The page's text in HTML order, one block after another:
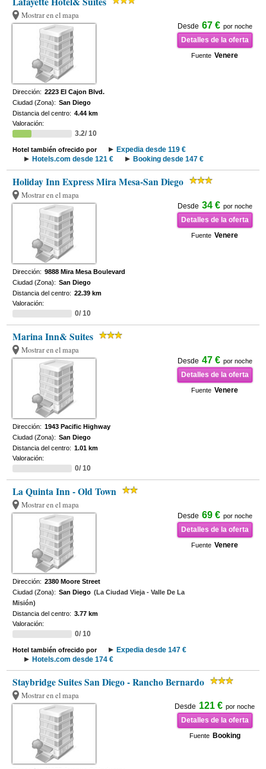
Mostrar en el mapa
Desde 67 € por noche
Detalles de la oferta
Fuente Venere
Dirección: 2223 El Cajon Blvd.
Ciudad (Zona): San Diego
Distancia del centro: 4.44 km
Valoración:
3.2/ 10
Hotel también ofrecido por
Expedia desde 119 €
Hotels.com desde 121 €
Booking desde 147 €
Holiday Inn Express Mira Mesa-San Diego
Mostrar en el mapa
Desde 34 € por noche
Detalles de la oferta
Fuente Venere
Dirección: 9888 Mira Mesa Boulevard
Ciudad (Zona): San Diego
Distancia del centro: 22.39 km
Valoración:
0/ 10
Marina Inn& Suites
Mostrar en el mapa
Desde 47 € por noche
Detalles de la oferta
Fuente Venere
Dirección: 1943 Pacific Highway
Ciudad (Zona): San Diego
Distancia del centro: 1.01 km
Valoración:
0/ 10
La Quinta Inn - Old Town
Mostrar en el mapa
Desde 69 € por noche
Detalles de la oferta
Fuente Venere
Dirección: 2380 Moore Street
Ciudad (Zona): San Diego (La Ciudad Vieja - Valle De La
Misión)
Distancia del centro: 3.77 km
Valoración:
0/ 10
Hotel también ofrecido por
Expedia desde 147 €
Hotels.com desde 174 €
Staybridge Suites San Diego - Rancho Bernardo
Mostrar en el mapa
Desde 121 € por noche
Detalles de la oferta
Fuente Booking